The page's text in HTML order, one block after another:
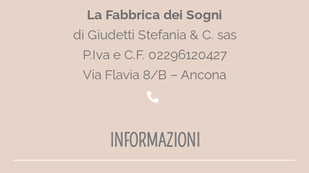
La Fabbrica dei Sogni
di Giudetti Stefania & C. sas
P.Iva e C.F. 02296120427
Via Flavia 8/B – Ancona
INFORMAZIONI